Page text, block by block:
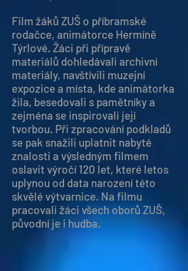
Film žáků ZUŠ o příbramské
rodačce, animátorce Hermíně
Týrlové. Žáci při přípravě
materiálů dohledávali archivní
materiály, navštívili muzejní
expozice a místa, kde animátorka
žila, besedovali s pamětníky a
zejména se inspirovali její
tvorbou. Při zpracování podkladů
se pak snažili uplatnit nabyté
znalosti a výsledným filmem
oslavit výročí 120 let, které letos
uplynou od data narození této
skvělé výtvarnice. Na filmu
pracovali žáci všech oborů ZUŠ,
původní je i hudba.